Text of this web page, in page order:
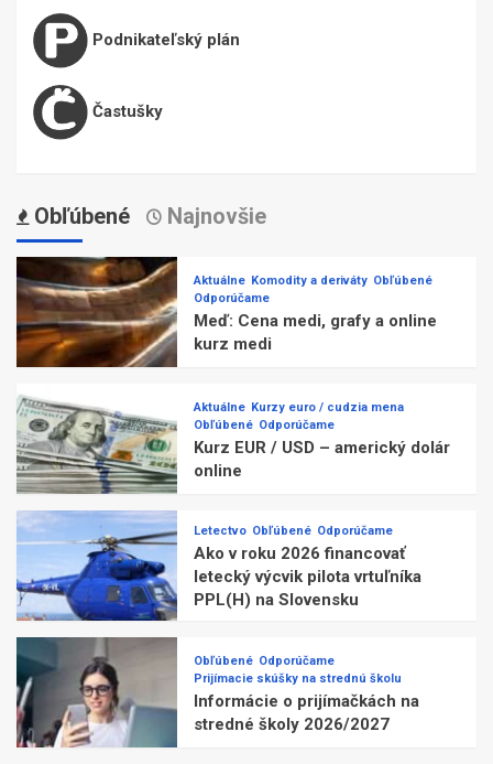
Podnikateľský plán
Častušky
Obľúbené Najnovšie
Aktuálne Komodity a deriváty Obľúbené
Odporúčame
Meď: Cena medi, grafy a online
kurz medi
Aktuálne Kurzy euro / cudzia mena
Obľúbené Odporúčame
Kurz EUR / USD – americký dolár
online
Letectvo Obľúbené Odporúčame
Ako v roku 2026 financovať
letecký výcvik pilota vrtuľníka
PPL(H) na Slovensku
Obľúbené Odporúčame
Prijímacie skúšky na strednú školu
Informácie o prijímačkách na
stredné školy 2026/2027